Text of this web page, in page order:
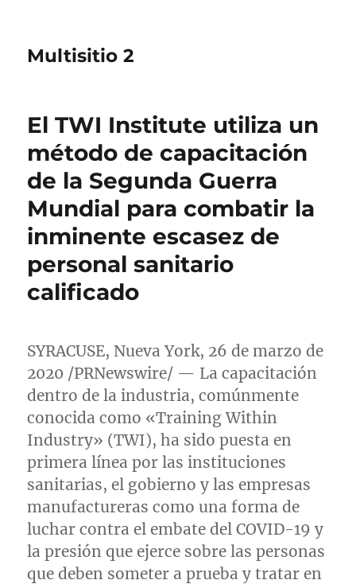
Multisitio 2
El TWI Institute utiliza un
método de capacitación
de la Segunda Guerra
Mundial para combatir la
inminente escasez de
personal sanitario
calificado
SYRACUSE, Nueva York, 26 de marzo de
2020 /PRNewswire/ — La capacitación
dentro de la industria, comúnmente
conocida como «Training Within
Industry» (TWI), ha sido puesta en
primera línea por las instituciones
sanitarias, el gobierno y las empresas
manufactureras como una forma de
luchar contra el embate del COVID-19 y
la presión que ejerce sobre las personas
que deben someter a prueba y tratar en